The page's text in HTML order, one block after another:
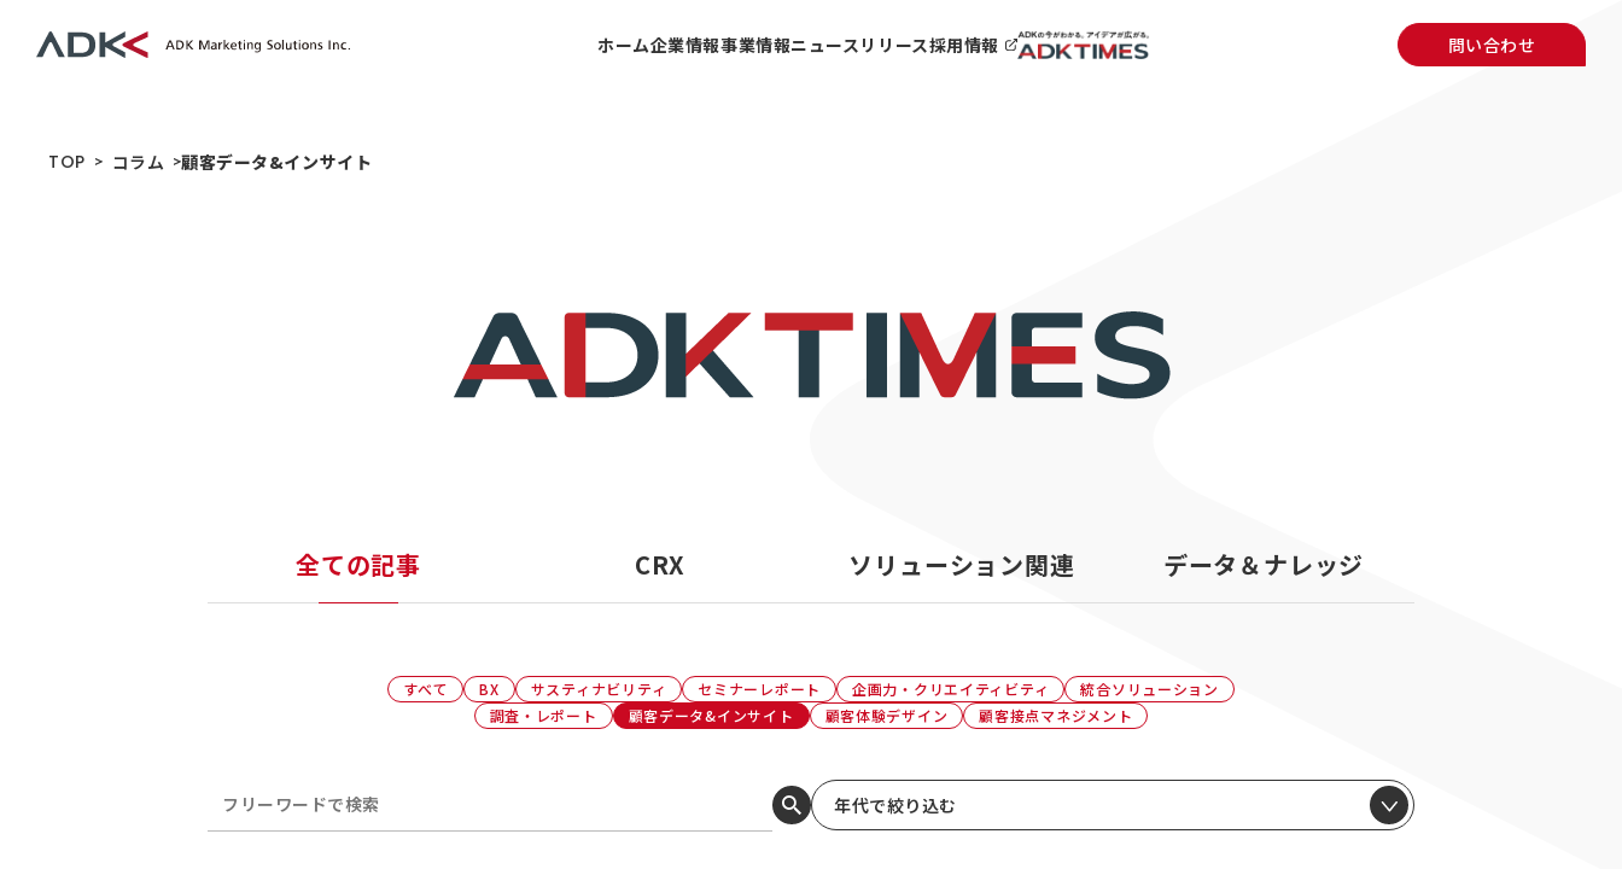
ホーム企業情報
ADKグループ
事業情報ニュースリリース採用情報 問い合わせ
TOP コラム 顧客データ&インサイト
全ての記事 CRX ソリューション関連 データ＆ナレッジ
すべて BX サスティナビリティ セミナーレポート 企画力・クリエイティビティ
統合ソリューション
調査・レポート
顧客データ&インサイト 顧客体験デザイン 顧客接点マネジメント
年代で絞り込む